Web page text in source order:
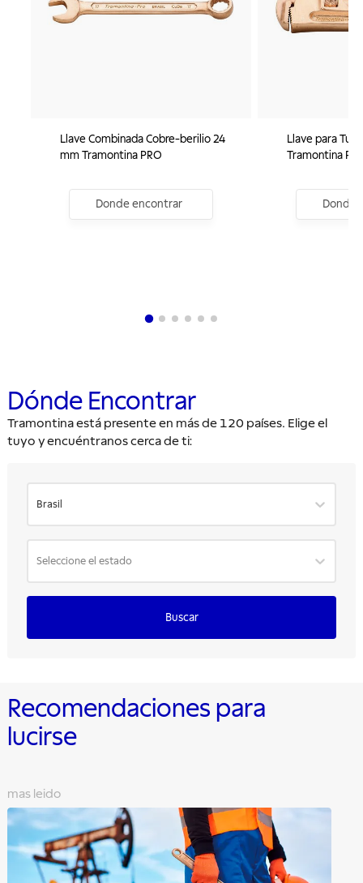
Llave Combinada Cobre-berilio 24
mm Tramontina PRO
Donde encontrar
Llave para
Tramontina
Donde
Dónde Encontrar
Tramontina está presente en más de 120 países. Elige el
tuyo y encuéntranos cerca de ti:
Brasil
Seleccione el estado
Buscar
Recomendaciones para
lucirse
mas leido